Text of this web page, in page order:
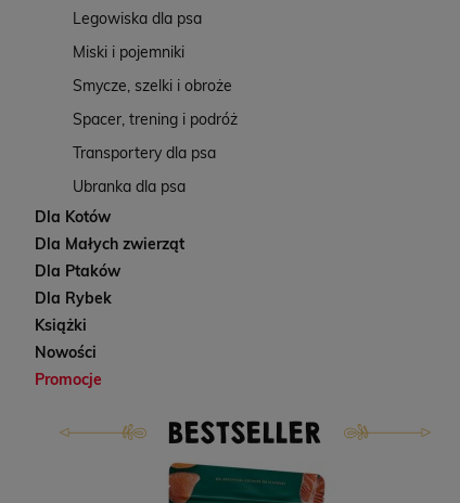
Legowiska dla psa
Miski i pojemniki
Smycze, szelki i obroże
Spacer, trening i podróż
Transportery dla psa
Ubranka dla psa
Dla Kotów
Dla Małych zwierząt
Dla Ptaków
Dla Rybek
Książki
Nowości
Promocje
BESTSELLER